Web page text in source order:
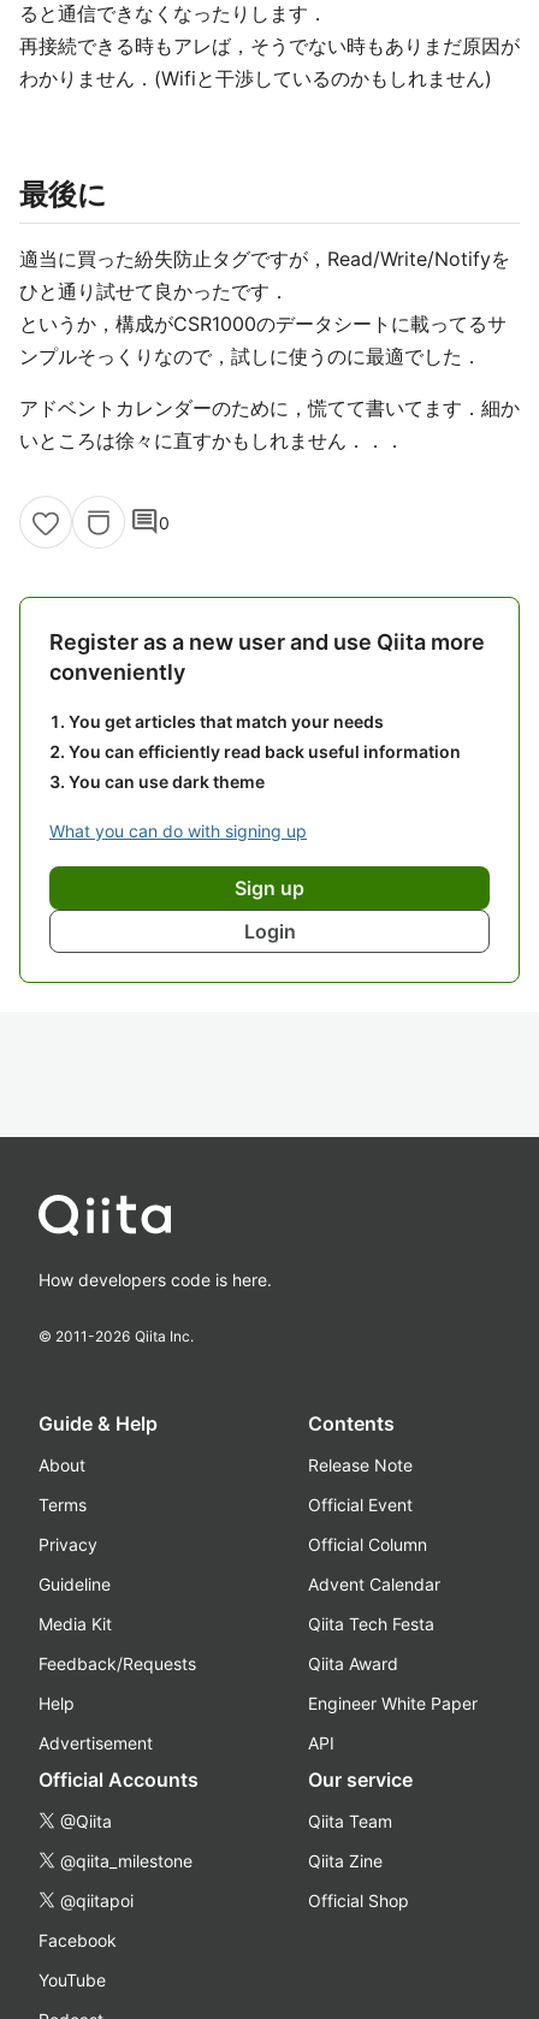
ると通信できなくなったりします．
再接続できる時もアレば，そうでない時もありまだ原因が
わかりません．(Wifiと干渉しているのかもしれません)
最後に
適当に買った紛失防止タグですが，Read/Write/Notifyを
ひと通り試せて良かったです．
というか，構成がCSR1000のデータシートに載ってるサ
ンプルそっくりなので，試しに使うのに最適でした．
アドベントカレンダーのために，慌てて書いてます．細か
いところは徐々に直すかもしれません．．．
comment0
Register as a new user and use Qiita more
conveniently
You get articles that match your needs
You can efficiently read back useful information
You can use dark theme
What you can do with signing up
Sign up
Login
How developers code is here.
© 2011-2026 Qiita Inc.
Guide & Help
About
Terms
Privacy
Guideline
Media Kit
Feedback/Requests
Help
Advertisement
Contents
Release Note
Official Event
Official Column
Advent Calendar
Qiita Tech Festa
Qiita Award
Engineer White Paper
API
Official Accounts
@Qiita
@qiita_milestone
@qiitapoi
Facebook
YouTube
Our service
Qiita Team
Qiita Zine
Official Shop